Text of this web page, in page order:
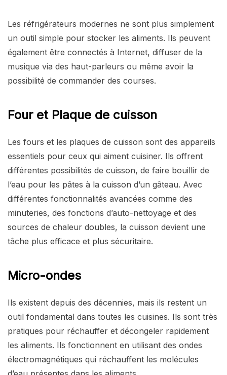
Les réfrigérateurs modernes ne sont plus simplement
un outil simple pour stocker les aliments. Ils peuvent
également être connectés à Internet, diffuser de la
musique via des haut-parleurs ou même avoir la
possibilité de commander des courses.
Four et Plaque de cuisson
Les fours et les plaques de cuisson sont des appareils
essentiels pour ceux qui aiment cuisiner. Ils offrent
différentes possibilités de cuisson, de faire bouillir de
l’eau pour les pâtes à la cuisson d’un gâteau. Avec
différentes fonctionnalités avancées comme des
minuteries, des fonctions d’auto-nettoyage et des
sources de chaleur doubles, la cuisson devient une
tâche plus efficace et plus sécuritaire.
Micro-ondes
Ils existent depuis des décennies, mais ils restent un
outil fondamental dans toutes les cuisines. Ils sont très
pratiques pour réchauffer et décongeler rapidement
les aliments. Ils fonctionnent en utilisant des ondes
électromagnétiques qui réchauffent les molécules